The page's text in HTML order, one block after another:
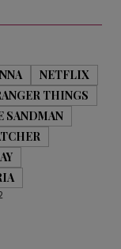
NETFLIX
THINGS
SANDMAN